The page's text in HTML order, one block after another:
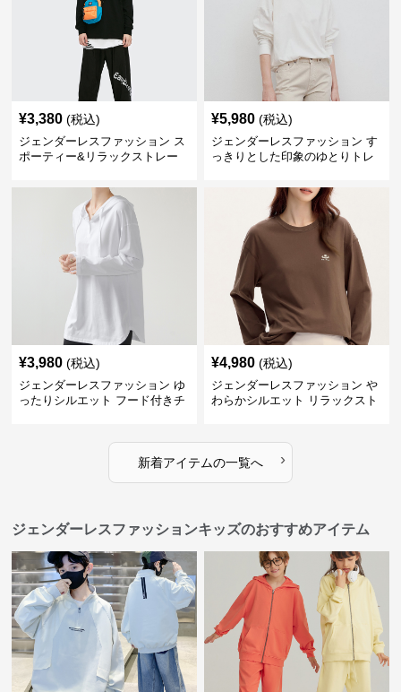
¥3,380 (税込)
ジェンダーレスファッション ス
ポーティー&リラックストレー
¥5,980 (税込)
ジェンダーレスファッション す
っきりとした印象のゆとりトレ
¥3,980 (税込)
ジェンダーレスファッション ゆ
ったりシルエット フード付きチ
¥4,980 (税込)
ジェンダーレスファッション や
わらかシルエット リラックスト
新着アイテムの一覧へ ›
ジェンダーレスファッションキッズのおすすめアイテム